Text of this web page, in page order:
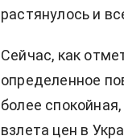
растянулось и
Сейчас, как
определенное
более
взлета цен в